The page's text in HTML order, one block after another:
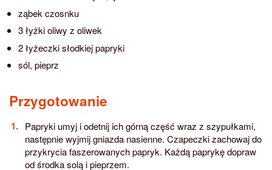
ząbek czosnku
3 łyżki oliwy z oliwek
2 łyżeczki słodkiej papryki
sól, pieprz
Przygotowanie
Papryki umyj i odetnij ich górną część wraz z szypułkami,
następnie wyjmij gniazda nasienne. Czapeczki zachowaj do
przykrycia faszerowanych papryk. Każdą paprykę dopraw
od środka solą i pieprzem.